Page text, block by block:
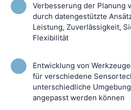
Verbesserung der Planung
durch datengestützte
Leistung, Zuverlässigkeit,
Flexibilität
Entwicklung von
für verschiedene
unterschiedliche
angepasst werden können